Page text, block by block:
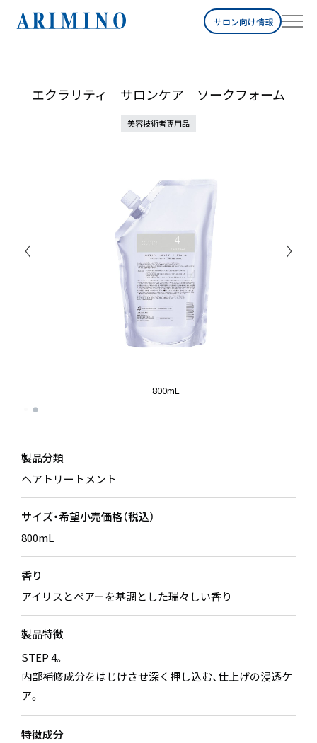
サロン向け情報
エクラリティ サロンケア ソークフォーム
美容技術者専用品
800mL
製品分類
ヘアトリートメント
サイズ・希望小売価格（税込）
800mL
香り
アイリスとペアーを基調とした瑞々しい香り
製品特徴
STEP 4。
内部補修成分をはじけさせ深く押し込む、仕上げの浸透ケ
ア。
特徴成分